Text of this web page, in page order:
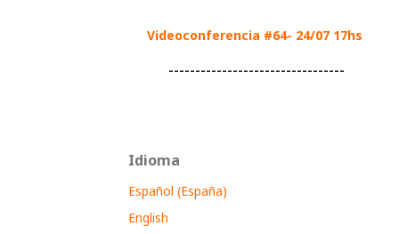
Videoconferencia #64- 24/07 17hs
---------------------------------
Idioma
Español (España)
English